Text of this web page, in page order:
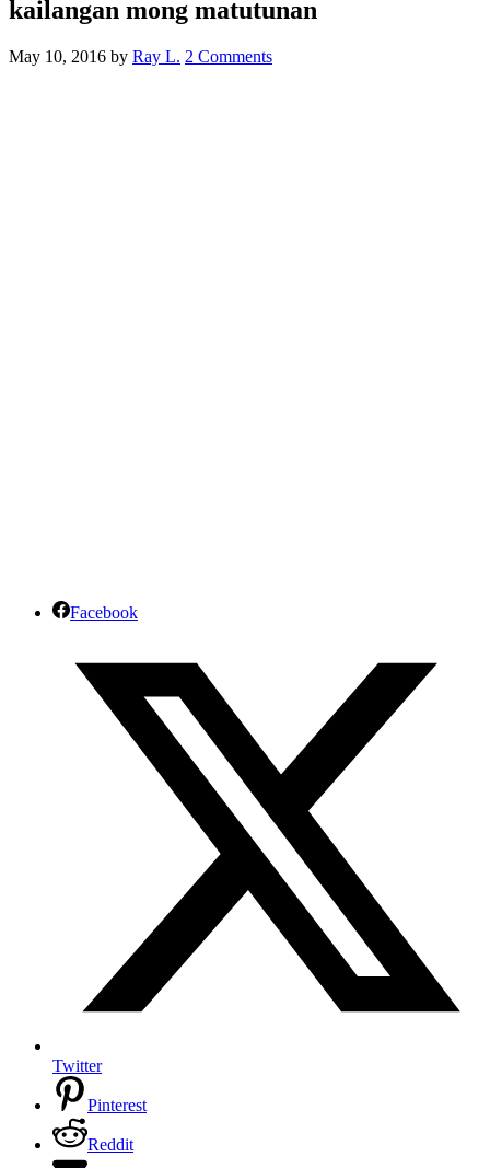
kailangan mong matutunan
May 10, 2016 by Ray L. 2 Comments
Facebook
Twitter
Pinterest
Reddit